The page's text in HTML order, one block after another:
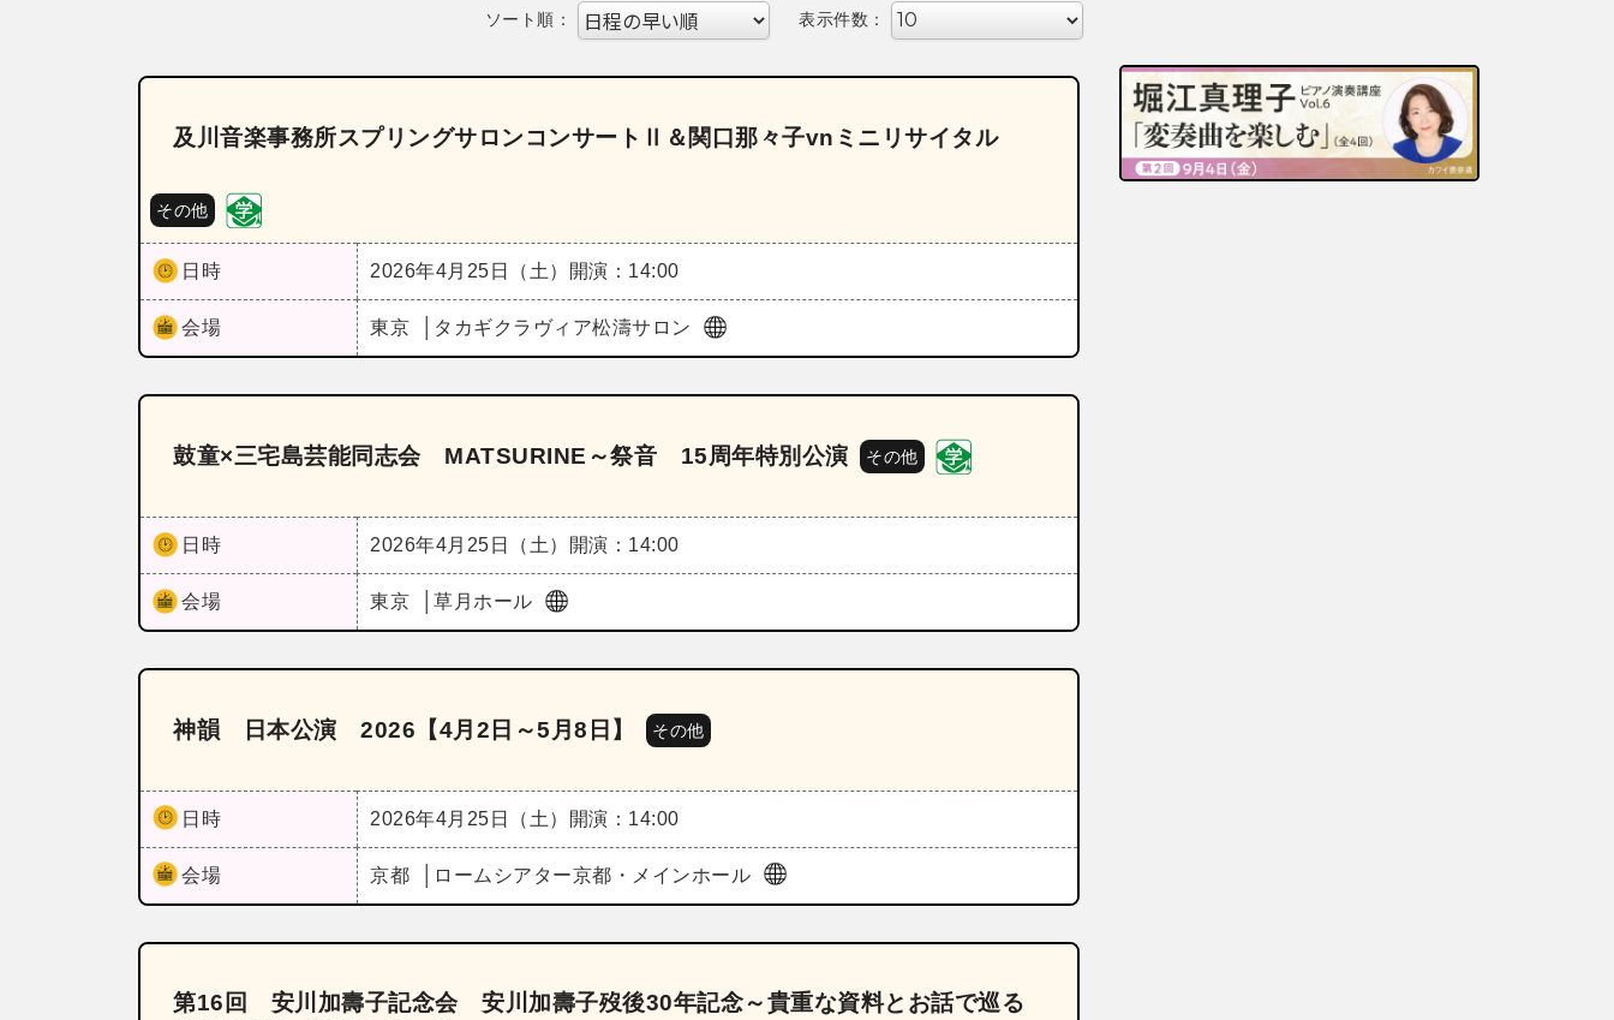
ソート順： 表示件数：
及川音楽事務所スプリングサロンコンサートⅡ＆関口那々子vnミニリサイタル
その他
日時 2026年4月25日（土） 開演：14:00
会場 東京 タカギクラヴィア松濤サロン
鼓童×三宅島芸能同志会 MATSURINE～祭音 15周年特別公演 その他
日時 2026年4月25日（土） 開演：14:00
会場 東京 草月ホール
神韻 日本公演 2026【4月2日～5月8日】 その他
日時 2026年4月25日（土） 開演：14:00
会場 京都 ロームシアター京都・メインホール
第16回 安川加壽子記念会 安川加壽子歿後30年記念～貴重な資料とお話で巡る